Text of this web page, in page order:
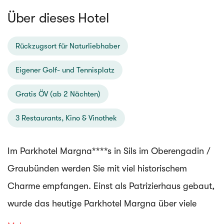
Über dieses Hotel
Rückzugsort für Naturliebhaber
Eigener Golf- und Tennisplatz
Gratis ÖV (ab 2 Nächten)
3 Restaurants, Kino & Vinothek
Im Parkhotel Margna****s in Sils im Oberengadin /
Graubünden werden Sie mit viel historischem
Charme empfangen. Einst als Patrizierhaus gebaut,
wurde das heutige Parkhotel Margna über viele
Jahre hinweg erweitert und ausgebaut. Das Haus